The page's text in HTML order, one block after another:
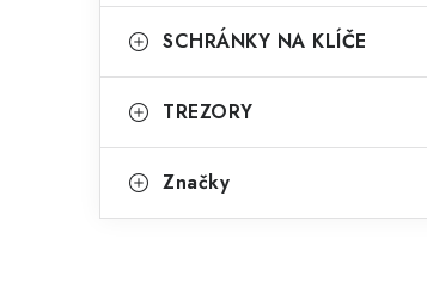
SCHRÁNKY NA KLÍČE
TREZORY
Značky